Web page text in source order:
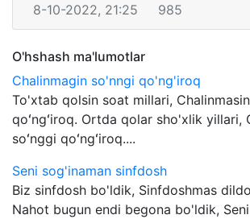
8-10-2022, 21:25 985
O'hshash ma'lumotlar
Chalinmagin so'nngi qo'ng'iroq
To'xtab qolsin soat millari, Chalinmasin
qoʻngʻiroq. Ortda qolar sho'xlik yillari,
soʻnggi qoʻngʻiroq....
Seni sog'inaman sinfdosh
Biz sinfdosh bo'ldik, Sinfdoshmas
Nahot bugun endi begona bo'ldik,